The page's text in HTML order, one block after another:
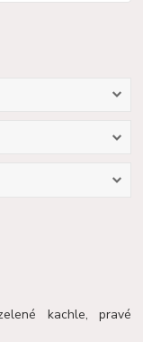
kachle, pravé